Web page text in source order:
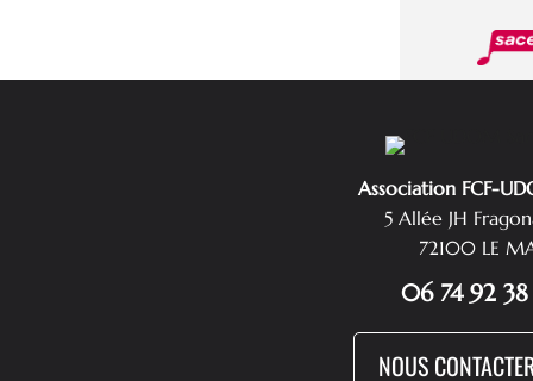
Association FCF-
5 Allée JH
72100 LE
06 74 92
NOUS